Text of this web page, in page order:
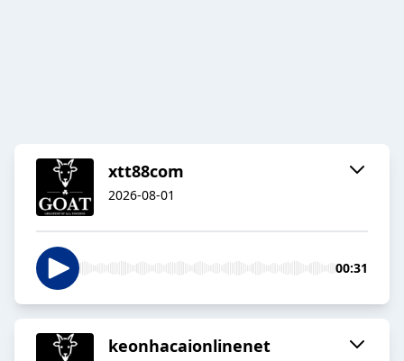
xtt88com
2026-08-01
00:31
keonhacaionlinenet